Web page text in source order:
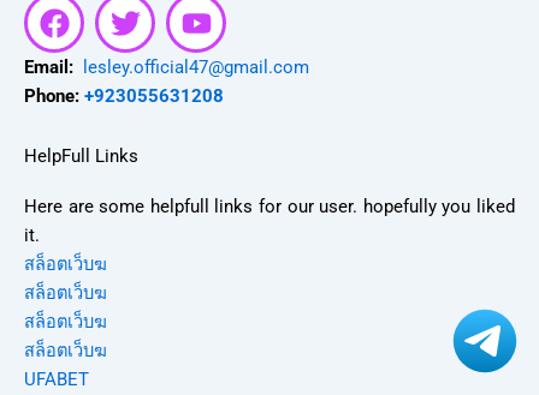
a
c
e
o
k
w
i
t
e
o
u
t
Email:
lesley.official47@gmail.com
Phone: +923055631208
HelpFull Links
Here are some helpfull links for our user. hopefully you liked
it.
สล็อตเว็บฆ
สล็อตเว็บฆ
สล็อตเว็บฆ
สล็อตเว็บฆ
UFABET